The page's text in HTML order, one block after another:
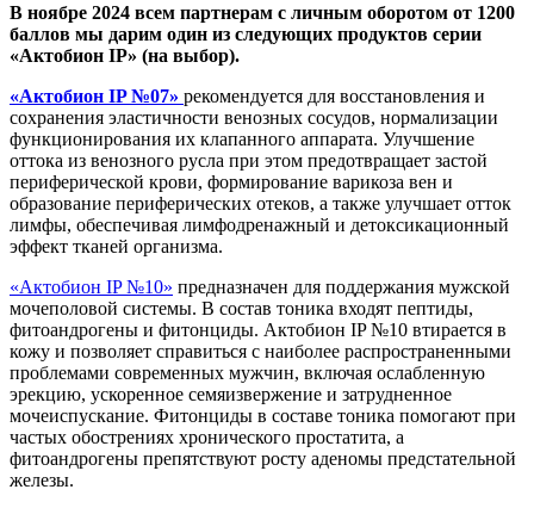
В ноябре 2024 всем партнерам с личным оборотом от 1200
баллов мы дарим один из следующих продуктов серии
«Актобион IP» (на выбор).
«Актобион IP №07» рекомендуется для восстановления и
сохранения эластичности венозных сосудов, нормализации
функционирования их клапанного аппарата. Улучшение
оттока из венозного русла при этом предотвращает застой
периферической крови, формирование варикоза вен и
образование периферических отеков, а также улучшает отток
лимфы, обеспечивая лимфодренажный и детоксикационный
эффект тканей организма.
«Актобион IP №10» предназначен для поддержания мужской
мочеполовой системы. В состав тоника входят пептиды,
фитоандрогены и фитонциды. Актобион IP №10 втирается в
кожу и позволяет справиться с наиболее распространенными
проблемами современных мужчин, включая ослабленную
эрекцию, ускоренное семяизвержение и затрудненное
мочеиспускание. Фитонциды в составе тоника помогают при
частых обострениях хронического простатита, а
фитоандрогены препятствуют росту аденомы предстательной
железы.